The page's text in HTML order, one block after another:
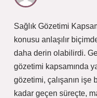
Sağlık Gözetimi
konusu anlaşılır
daha derin olabilirdi.
gözetimi kapsamında
gözetimi, çalışanın işe
kadar geçen süreçte,